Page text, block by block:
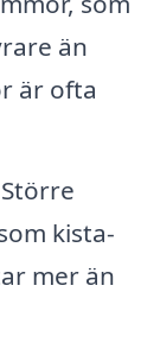
än
är ofta
Större
kista-
mer än